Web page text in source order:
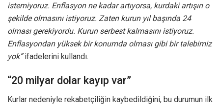
istemiyoruz. Enflasyon ne kadar artıyorsa, kurdaki artışın o
şekilde olmasını istiyoruz. Zaten kurun yıl başında 24
olması gerekiyordu. Kurun serbest kalmasını istiyoruz.
Enflasyondan yüksek bir konumda olması gibi bir talebimiz
yok”ifadelerini kullandı.
“20 milyar dolar kayıp var”
Kurlar nedeniyle rekabetçiliğin kaybedildiğini, bu durumun ilk